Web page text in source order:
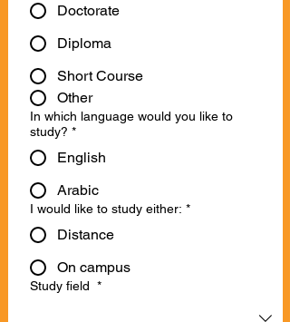
Doctorate
Diploma
Short Course
Other
In which language would you like to
study? *
English
Arabic
I would like to study either: *
Distance
On campus
Study field *